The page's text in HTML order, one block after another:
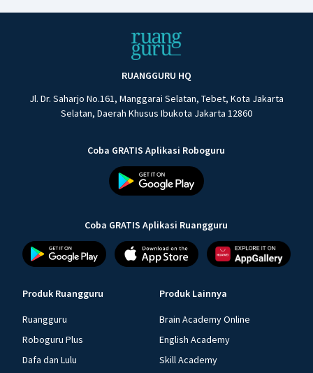
RUANGGURU HQ
Jl. Dr. Saharjo No.161, Manggarai Selatan, Tebet, Kota Jakarta
Selatan, Daerah Khusus Ibukota Jakarta 12860
Coba GRATIS Aplikasi Roboguru
Coba GRATIS Aplikasi Ruangguru
Produk Ruangguru
Ruangguru
Roboguru Plus
Dafa dan Lulu
Produk Lainnya
Brain Academy Online
English Academy
Skill Academy